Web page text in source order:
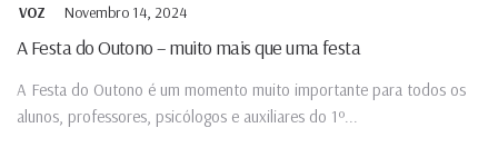
VOZ Novembro 14, 2024
A Festa do Outono – muito mais que uma festa
A Festa do Outono é um momento muito importante para todos os
alunos, professores, psicólogos e auxiliares do 1º...